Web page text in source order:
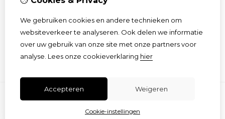
Nieuwsbrief
Contact
We gebruiken cookies en andere technieken om
websiteverkeer te analyseren. Ook delen we informatie
over uw gebruik van onze site met onze partners voor
analyse. Lees onze cookieverklaring hier
Accepteren Weigeren
Cookie-instellingen